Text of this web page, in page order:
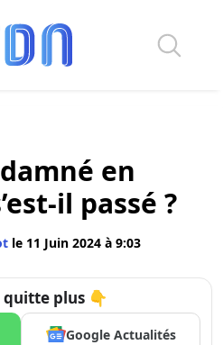
en
il passé ?
le 11 Juin 2024 à 9:03
quitte plus 👇
Google Actualités